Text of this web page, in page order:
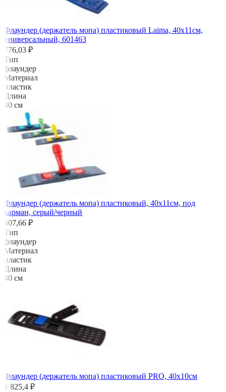
Флаундер (держатель мопа) пластиковый Laima, 40х11см,
универсальный, 601463
776,03 ₽
Тип
флаундер
Материал
пластик
Длина
40 см
Флаундер (держатель мопа) пластиковый, 40х11см, под
карман, серый/черный
607,66 ₽
Тип
флаундер
Материал
пластик
Длина
40 см
Флаундер (держатель мопа) пластиковый PRO, 40х10см
1 825,4 ₽